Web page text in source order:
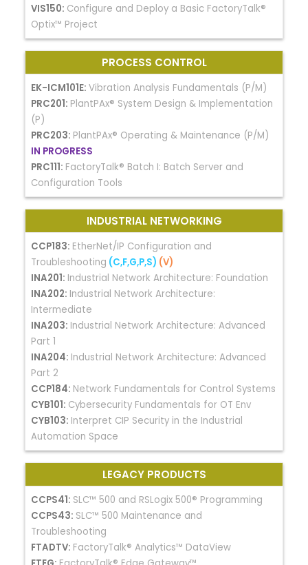
VIS150: Configure and Deploy a Basic FactoryTalk®
Optix™ Project
PROCESS CONTROL
EK-ICM101E: Vibration Analysis Fundamentals (P/M)
PRC201: PlantPAx® System Design & Implementation
(P)
PRC203: PlantPAx® Operating & Maintenance (P/M)
IN PROGRESS
PRC111: FactoryTalk® Batch I: Batch Server and
Configuration Tools
INDUSTRIAL NETWORKING
CCP183: EtherNet/IP Configuration and
Troubleshooting (C,F,G,P,S) (V)
INA201: Industrial Network Architecture: Foundation
INA202: Industrial Network Architecture:
Intermediate
INA203: Industrial Network Architecture: Advanced
Part 1
INA204: Industrial Network Architecture: Advanced
Part 2
CCP184: Network Fundamentals for Control Systems
CYB101: Cybersecurity Fundamentals for OT Env
CYB103: Interpret CIP Security in the Industrial
Automation Space
LEGACY PRODUCTS
CCPS41: SLC™ 500 and RSLogix 500® Programming
CCPS43: SLC™ 500 Maintenance and
Troubleshooting
FTADTV: FactoryTalk® Analytics™ DataView